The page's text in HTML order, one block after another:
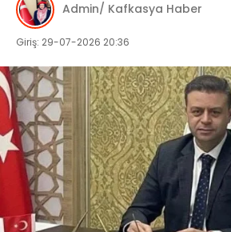
Admin/ Kafkasya Haber
Giriş: 29-07-2026 20:36